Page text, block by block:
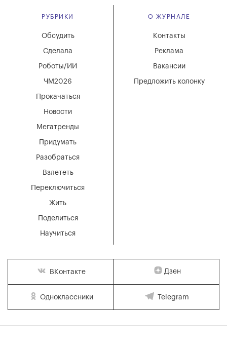
РУБРИКИ
Мегатренды
Придумать
Разобраться
Взлететь
Новости
Переключиться
Жить
Поделиться
Научиться
Обсудить
Сделала
Роботы/ИИ
ЧМ2026
Прокачаться
О ЖУРНАЛЕ
Вакансии
Реклама
Контакты
Предложить колонку
ВКонтакте Дзен
Одноклассники Telegram